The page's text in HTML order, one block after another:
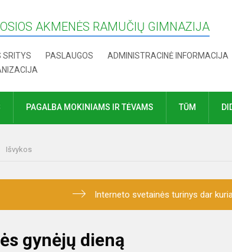
AKMENĖS RAMUČIŲ GIMNAZIJA
SRITYS PASLAUGOS ADMINISTRACINĖ INFORMACIJA
PAGALBA MOKINIAMS IR TĖVAMS TŪM
Išvykos
Interneto svetainės turinys dar
gynėjų dieną